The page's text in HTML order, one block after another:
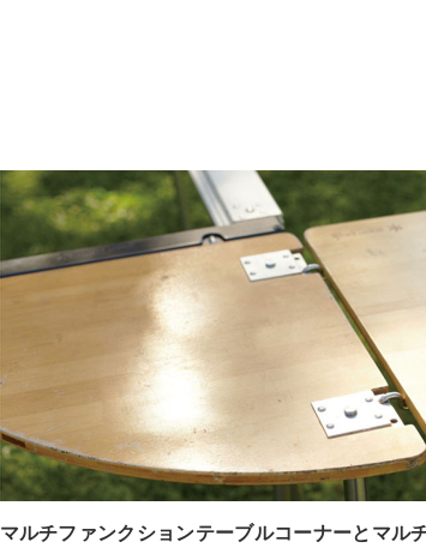
マルチファンクションテーブルコーナーとマル